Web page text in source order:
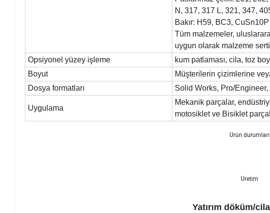
N, 317, 317 L, 321, 347,
Bakır: H59, BC3,
Tüm malzemeler,
uygun olarak malzeme
Opsiyonel yüzey işleme
kum patlaması, cila, toz
Boyut
Müşterilerin çizimlerine
Dosya formatları
Solid Works, Pro/
Uygulama
Mekanik parçalar,
motosiklet ve Bisiklet
Ürün durumları
Üretim
Yatırım döküm/